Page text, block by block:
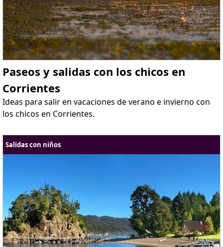
Paseos y salidas con los chicos en
Corrientes
Ideas para salir en vacaciones de verano e invierno con
los chicos en Corrientes.
Salidas con niños